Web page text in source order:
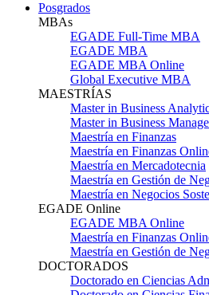
Posgrados
MBAs
EGADE Full-Time MBA
EGADE MBA
EGADE MBA Online
Global Executive MBA
MAESTRÍAS
Master in Business
Master in Business
Maestría en Finanzas
Maestría en Finanzas
Maestría en Mercadotecnia
Maestría en Gestión de
Maestría en Negocios
EGADE Online
EGADE MBA Online
Maestría en Finanzas
Maestría en Gestión de
DOCTORADOS
Doctorado en Ciencias